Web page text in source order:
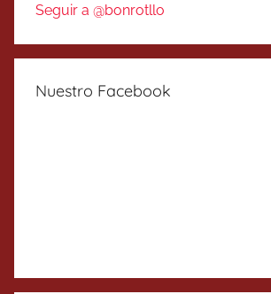
Seguir a @bonrotllo
Nuestro Facebook